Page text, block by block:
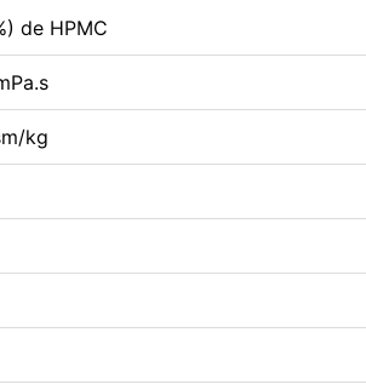
de HPMC
kg